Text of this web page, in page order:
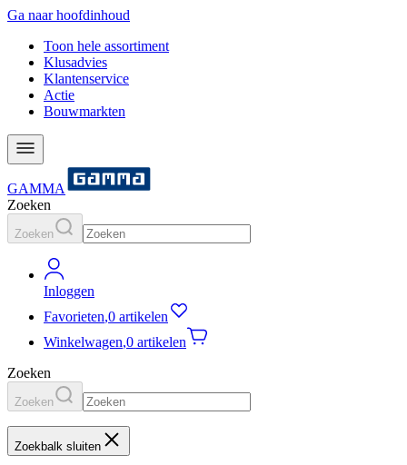
Ga naar hoofdinhoud
Toon hele assortiment
Klusadvies
Klantenservice
Actie
Bouwmarkten
GAMMA
Zoeken
Zoeken
Inloggen
Favorieten,0 artikelen
Winkelwagen,0 artikelen
Zoeken
Zoeken
Zoekbalk sluiten